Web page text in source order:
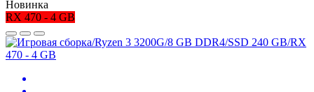
Новинка
RX 470 - 4 GB